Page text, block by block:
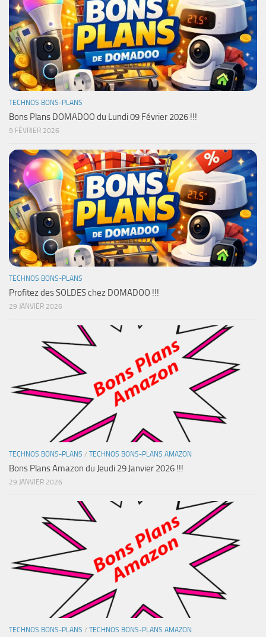
TECHNOS BONS-PLANS
Bons Plans DOMADOO du Lundi 09 Février 2026 !!!
9 FÉVRIER 2026
TECHNOS BONS-PLANS
Profitez des SOLDES chez DOMADOO !!!
29 JANVIER 2026
TECHNOS BONS-PLANS / TECHNOS BONS-PLANS AMAZON
Bons Plans Amazon du Jeudi 29 Janvier 2026 !!!
29 JANVIER 2026
TECHNOS BONS-PLANS / TECHNOS BONS-PLANS AMAZON